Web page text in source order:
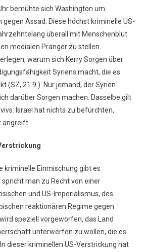
bemühte sich Washington um
Assad. Diese höchst kriminelle US-
überall mit Menschenblut
medialen Pranger zu stellen.
warum sich Kerry Sorgen über
Syriens macht, die es
(SZ, 21.9.). Nur jemand, der Syrien
darüber Sorgen machen. Dasselbe gilt
Israel hat nichts zu befürchten,
angreift.
kriminelle Einmischung gibt es
man zu Recht von einer
und US-Imperialismus, des
reaktionären Regime gegen
speziell vorgeworfen, das Land
unterwerfen zu wollen, die es
dieser kriminellen US-Verstrickung hat